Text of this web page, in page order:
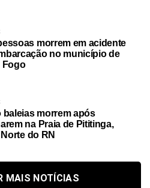
morrem em acidente
no município de
Fogo
baleias morrem após
na Praia de Pititinga,
do RN
MAIS NOTÍCIAS